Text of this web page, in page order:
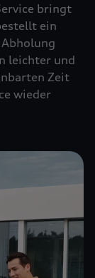
bringt
ein
leichter und
Zeit
wieder